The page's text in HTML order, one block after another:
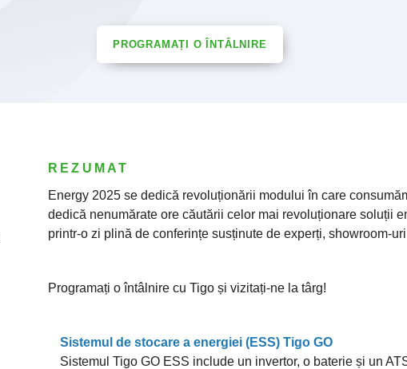
PROGRAMAȚI O ÎNTÂLNIRE
REZUMAT
Energy 2025 se dedică revoluționării modului în care
dedică nenumărate ore căutării celor mai revoluționare soluții
printr-o zi plină de conferințe susținute de experți, showroom-
Programați o întâlnire cu Tigo și vizitați-ne la târg!
Sistemul de stocare a energiei (ESS) Tigo GO
Sistemul Tigo GO ESS include un invertor, o baterie și un